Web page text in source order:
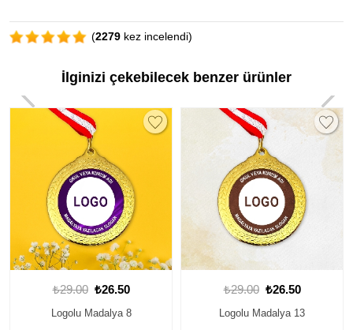
(2279 kez incelendi)
İlginizi çekebilecek benzer ürünler
₺29.00 ₺26.50
Logolu Madalya 13
₺29.00 ₺26.50
Logolu Madalya 18